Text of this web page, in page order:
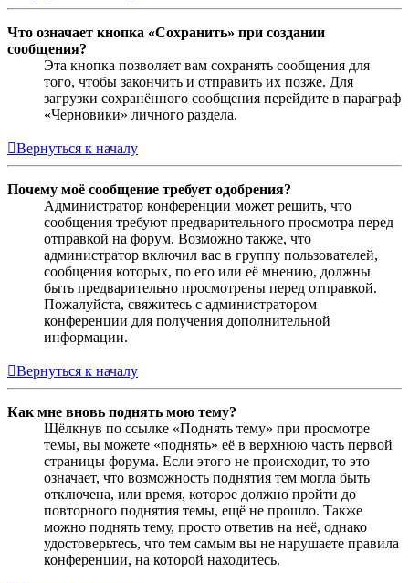
Что означает кнопка «Сохранить» при создании
сообщения?
Эта кнопка позволяет вам сохранять сообщения для
того, чтобы закончить и отправить их позже. Для
загрузки сохранённого сообщения перейдите в параграф
«Черновики» личного раздела.
Вернуться к началу
Почему моё сообщение требует одобрения?
Администратор конференции может решить, что
сообщения требуют предварительного просмотра перед
отправкой на форум. Возможно также, что
администратор включил вас в группу пользователей,
сообщения которых, по его или её мнению, должны
быть предварительно просмотрены перед отправкой.
Пожалуйста, свяжитесь с администратором
конференции для получения дополнительной
информации.
Вернуться к началу
Как мне вновь поднять мою тему?
Щёлкнув по ссылке «Поднять тему» при просмотре
темы, вы можете «поднять» её в верхнюю часть первой
страницы форума. Если этого не происходит, то это
означает, что возможность поднятия тем могла быть
отключена, или время, которое должно пройти до
повторного поднятия темы, ещё не прошло. Также
можно поднять тему, просто ответив на неё, однако
удостоверьтесь, что тем самым вы не нарушаете правила
конференции, на которой находитесь.